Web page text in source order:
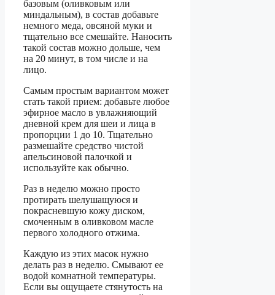
базовым (оливковым или
миндальным), в состав добавьте
немного меда, овсяной муки и
тщательно все смешайте. Наносить
такой состав можно дольше, чем
на 20 минут, в том числе и на
лицо.
Самым простым вариантом может
стать такой прием: добавьте любое
эфирное масло в увлажняющий
дневной крем для шеи и лица в
пропорции 1 до 10. Тщательно
размешайте средство чистой
апельсиновой палочкой и
используйте как обычно.
Раз в неделю можно просто
протирать шелушащуюся и
покрасневшую кожу диском,
смоченным в оливковом масле
первого холодного отжима.
Каждую из этих масок нужно
делать раз в неделю. Смывают ее
водой комнатной температуры.
Если вы ощущаете стянутость на